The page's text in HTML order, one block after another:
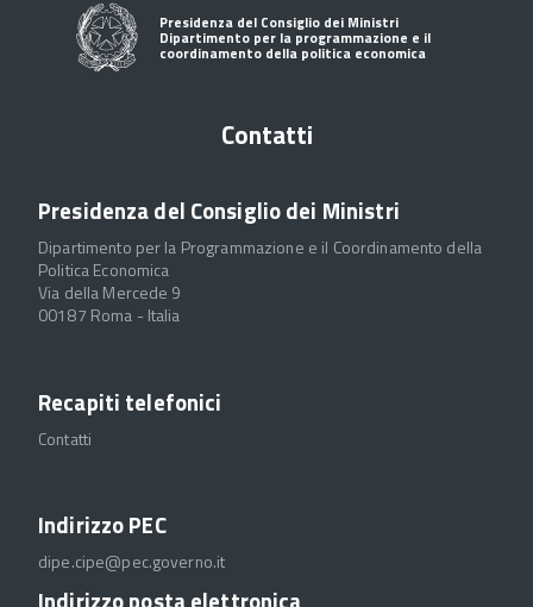
Presidenza del Consiglio dei Ministri
Dipartimento per la programmazione e il
coordinamento della politica economica
Contatti
Presidenza del Consiglio dei Ministri
Dipartimento per la Programmazione e il Coordinamento della
Politica Economica
Via della Mercede 9
00187 Roma - Italia
Recapiti telefonici
Contatti
Indirizzo PEC
dipe.cipe@pec.governo.it